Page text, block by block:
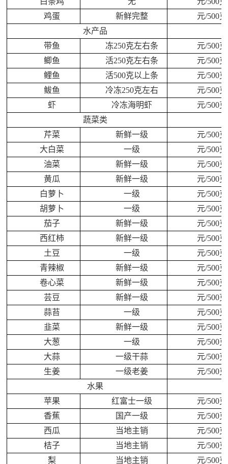
鸡蛋
新鲜完整
元/500克
水产品
带鱼
冻250克左右条
元/500克
鲫鱼
活250克左右条
元/500克
鲤鱼
活500克以上条
元/500克
鲅鱼
冷冻250克左右
元/500克
虾
冷冻海明虾
元/500克
蔬菜类
芹菜
新鲜一级
元/500克
大白菜
一级
元/500克
油菜
新鲜一级
元/500克
黄瓜
新鲜一级
元/500克
白萝卜
一级
元/500克
胡萝卜
一级
元/500克
茄子
新鲜一级
元/500克
西红柿
新鲜一级
元/500克
土豆
一级
元/500克
青辣椒
新鲜一级
元/500克
卷心菜
新鲜一级
元/500克
芸豆
新鲜一级
元/500克
蒜苔
一级
元/500克
韭菜
新鲜一级
元/500克
大葱
一级
元/500克
大蒜
一级干蒜
元/500克
生姜
一级老姜
元/500克
水果
苹果
红富士一级
元/500克
香蕉
国产一级
元/500克
西瓜
当地主销
元/500克
桔子
当地主销
元/500克
梨
当地主销 元/500克